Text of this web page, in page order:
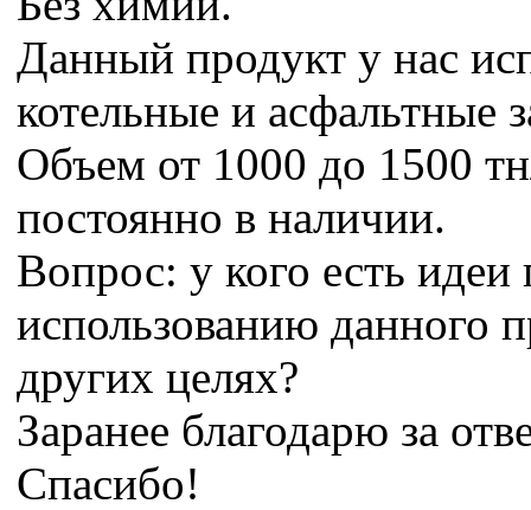
Данный продукт у нас
котельные и асфальтные
Объем от 1000 до 1500
постоянно в наличии.
Вопрос: у кого есть идеи
использованию данного
других целях?
Заранее благодарю за
Спасибо!